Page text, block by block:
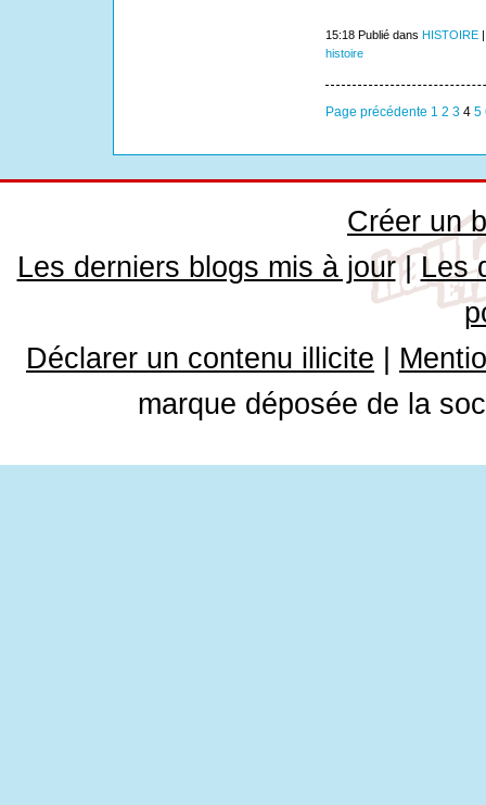
15:18 Publié dans HISTOIRE
histoire
Page précédente 1 2 3 4 5
Créer un
Les derniers blogs mis à jour| Les
Déclarer un contenu illicite
marque déposée de la